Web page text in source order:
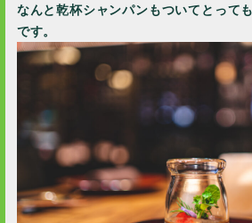
2022 / 9
2022 / 8
2022 / 7
2022 / 4
2022 / 1
2021 / 12
なんと乾杯シャンパンもついてとって
です。